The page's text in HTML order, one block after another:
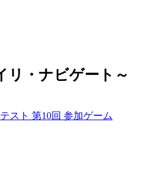
リ・ナビゲート～
スト 第10回 参加ゲーム